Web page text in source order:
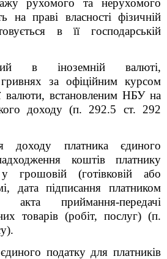
рухомого та нерухомого
на праві власності фізичній
в її господарській
в іноземній валюті,
за офіційним курсом
валюти, встановленим НБУ на
доходу (п. 292.5 ст. 292
доходу платника єдиного
коштів платнику
грошовій (готівковій або
дата підписання платником
акта приймання-передачі
товарів (робіт, послуг) (п.
податку для платників